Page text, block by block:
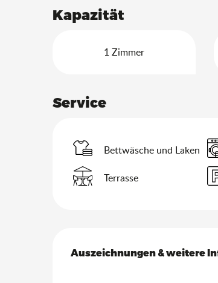
Kapazität
1 Zimmer
Service
Bettwäsche und Laken
Terrasse
Auszeichnungen & weitere
Auszeichnungen & weitere